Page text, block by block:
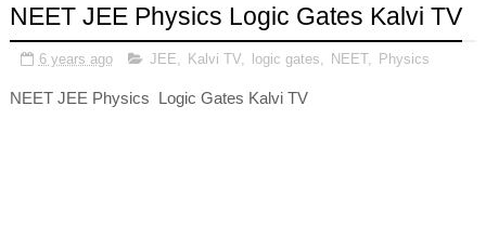
NEET JEE Physics Logic Gates Kalvi TV
6 years ago JEE Kalvi TV, logic gates NEET, Physics
NEET JEE Physics Logic Gates Kalvi TV